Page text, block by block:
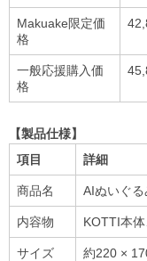
Makuake限定価
格
一般応援購入価
格
【製品仕様】
項目
詳細
商品名 AIぬいぐる
内容物 KOTTI本
サイズ 約220 ×